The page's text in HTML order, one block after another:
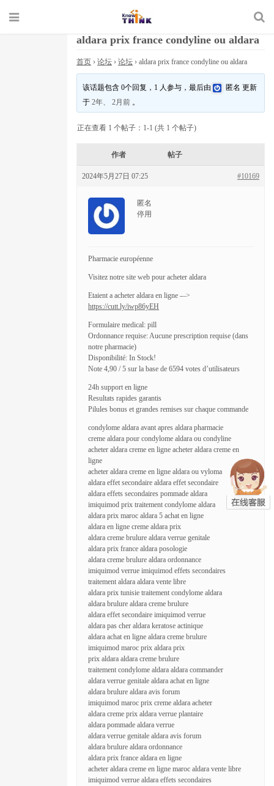
aldara prix france condyline ou aldara
首页 › 论坛 › 论坛 › aldara prix france condyline ou aldara
该话题包含 0个回复，1 人参与，最后由 匿名 更新
于2年、 2月前 。
正在查看 1 个帖子：1-1 (共 1 个帖子)
作者 帖子
2024年5月27日 07:25 #10169
匿名
停用
Pharmacie européenne
Visitez notre site web pour acheter aldara
Etaient a acheter aldara en ligne -–>
https://cutt.ly/iwp86yEH
Formulaire medical: pill
Ordonnance requise: Aucune prescription requise (dans
notre pharmacie)
Disponibilité: In Stock!
Note 4,90 / 5 sur la base de 6594 votes d’utilisateurs
24h support en ligne
Resultats rapides garantis
Pilules bonus et grandes remises sur chaque commande
condylome aldara avant apres aldara pharmacie
creme aldara pour condylome aldara ou condyline
acheter aldara creme en ligne acheter aldara creme en
ligne
acheter aldara creme en ligne aldara ou vyloma
aldara effet secondaire aldara effet secondaire
aldara effets secondaires pommade aldara
imiquimod prix traitement condylome aldara
aldara prix maroc aldara 5 achat en ligne
aldara en ligne creme aldara prix
aldara creme brulure aldara verrue genitale
aldara prix france aldara posologie
aldara creme brulure aldara ordonnance
imiquimod verrue imiquimod effets secondaires
traitement aldara aldara vente libre
aldara prix tunisie traitement condylome aldara
aldara brulure aldara creme brulure
aldara effet secondaire imiquimod verrue
aldara pas cher aldara keratose actinique
aldara achat en ligne aldara creme brulure
imiquimod maroc prix aldara prix
prix aldara aldara creme brulure
traitement condylome aldara aldara commander
aldara verrue genitale aldara achat en ligne
aldara brulure aldara avis forum
imiquimod maroc prix creme aldara acheter
aldara creme prix aldara verrue plantaire
aldara pommade aldara verrue
aldara verrue genitale aldara avis forum
aldara brulure aldara ordonnance
aldara prix france aldara en ligne
acheter aldara creme en ligne maroc aldara vente libre
imiquimod verrue aldara effets secondaires